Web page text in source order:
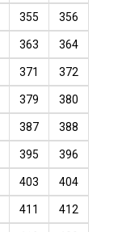
355 356
363 364
371 372
379 380
387 388
395 396
403 404
411 412